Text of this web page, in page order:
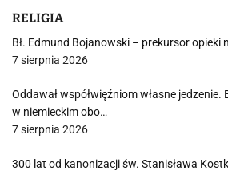
RELIGIA
Bł. Edmund Bojanowski – prekursor opieki
7 sierpnia 2026
Oddawał współwięźniom własne jedzenie.
w niemieckim obo…
7 sierpnia 2026
300 lat od kanonizacji św. Stanisława